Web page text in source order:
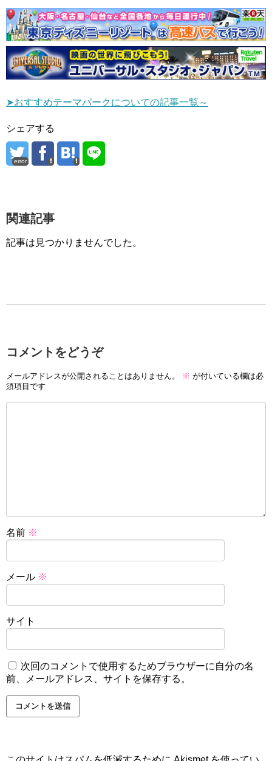
➤おすすめテーマパークについての記事一覧～
シェアする
error
関連記事
記事は見つかりませんでした。
コメントをどうぞ
メールアドレスが公開されることはありません。 ※ が付いている欄は必
須項目です
名前 ※
メール ※
サイト
次回のコメントで使用するためブラウザーに自分の名
前、メールアドレス、サイトを保存する。